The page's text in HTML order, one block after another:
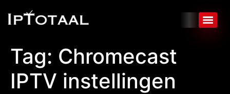
Tag: Chromecast
IPTV instellingen